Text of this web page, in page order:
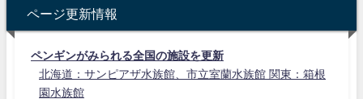
ページ更新情報
ペンギンがみられる全国の施設を更新
北海道：サンピアザ水族館、市立室蘭水族館 関東：箱根
園水族館